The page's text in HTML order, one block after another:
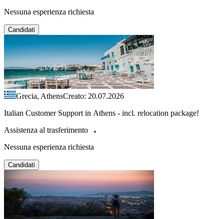
Nessuna esperienza richiesta
Candidati
Grecia, AthensCreato: 20.07.2026
Italian Customer Support in Athens - incl. relocation package!
Assistenza al trasferimento
Nessuna esperienza richiesta
Candidati